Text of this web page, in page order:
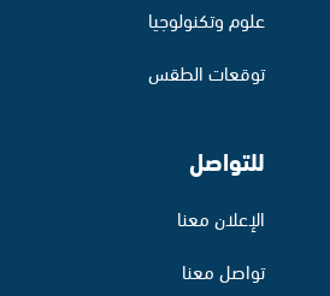
علوم وتكنولوجيا
توقعات الطقس
للتواصل
الإعلان معنا
تواصل معنا